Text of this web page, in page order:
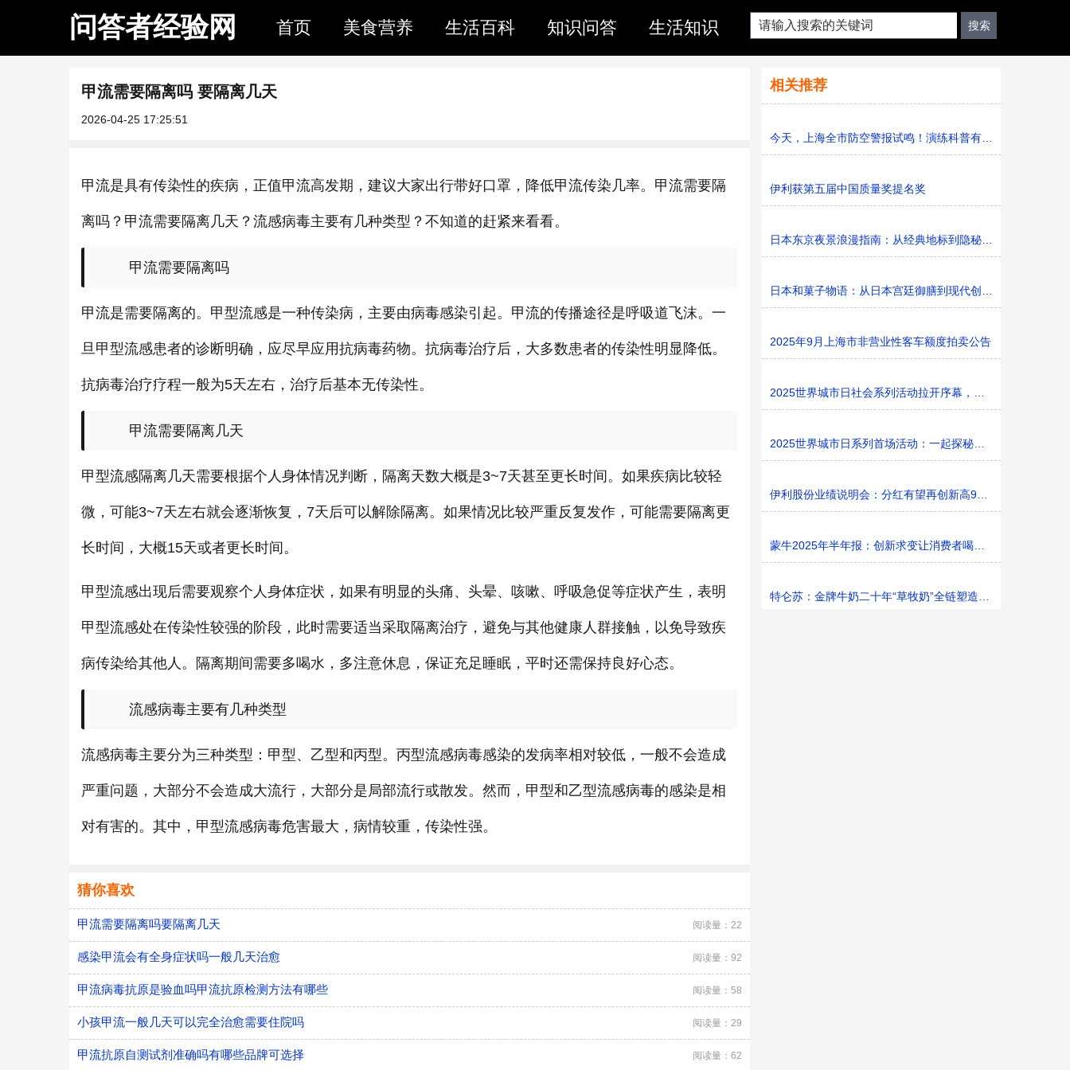
问答者经验网 首页 美食营养 生活百科 知识问答 生活知识
甲流需要隔离吗 要隔离几天
2026-04-25 17:25:51
甲流是具有传染性的疾病，正值甲流高发期，建议大家出行带好口罩，降低甲流传染几率。甲流需要隔
离吗？甲流需要隔离几天？流感病毒主要有几种类型？不知道的赶紧来看看。
甲流需要隔离吗
甲流是需要隔离的。甲型流感是一种传染病，主要由病毒感染引起。甲流的传播途径是呼吸道飞沫。一
旦甲型流感患者的诊断明确，应尽早应用抗病毒药物。抗病毒治疗后，大多数患者的传染性明显降低。
抗病毒治疗疗程一般为5天左右，治疗后基本无传染性。
甲流需要隔离几天
甲型流感隔离几天需要根据个人身体情况判断，隔离天数大概是3~7天甚至更长时间。如果疾病比较轻
微，可能3~7天左右就会逐渐恢复，7天后可以解除隔离。如果情况比较严重反复发作，可能需要隔离更
长时间，大概15天或者更长时间。
甲型流感出现后需要观察个人身体症状，如果有明显的头痛、头晕、咳嗽、呼吸急促等症状产生，表明
甲型流感处在传染性较强的阶段，此时需要适当采取隔离治疗，避免与其他健康人群接触，以免导致疾
病传染给其他人。隔离期间需要多喝水，多注意休息，保证充足睡眠，平时还需保持良好心态。
流感病毒主要有几种类型
流感病毒主要分为三种类型：甲型、乙型和丙型。丙型流感病毒感染的发病率相对较低，一般不会造成
严重问题，大部分不会造成大流行，大部分是局部流行或散发。然而，甲型和乙型流感病毒的感染是相
对有害的。其中，甲型流感病毒危害最大，病情较重，传染性强。
猜你喜欢
甲流需要隔离吗要隔离几天 阅读量：22
感染甲流会有全身症状吗一般几天治愈 阅读量：92
甲流病毒抗原是验血吗甲流抗原检测方法有哪些 阅读量：58
小孩甲流一般几天可以完全治愈需要住院吗 阅读量：29
甲流抗原自测试剂准确吗有哪些品牌可选择 阅读量：62
相关推荐
今天，上海全市防空警报试鸣！演练科普有序进行，人防意
伊利获第五届中国质量奖提名奖
日本东京夜景浪漫指南：从经典地标到隐秘胜地
日本和菓子物语：从日本宫廷御膳到现代创新的甜蜜传承
2025年9月上海市非营业性客车额度拍卖公告
2025世界城市日社会系列活动拉开序幕，探寻社区花园里的
2025世界城市日系列首场活动：一起探秘家门口的“魔法花园”
伊利股份业绩说明会：分红有望再创新高9%利润率目标不变
蒙牛2025年半年报：创新求变让消费者喝上奶、喝好奶、喝
特仑苏：金牌牛奶二十年“草牧奶”全链塑造有机新矩阵